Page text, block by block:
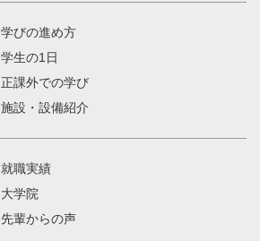
学びの進め方
学生の1日
正課外での学び
施設・設備紹介
就職実績
大学院
先輩からの声